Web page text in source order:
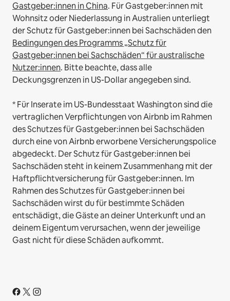
Gastgeber:innen in China. Für Gastgeber:innen mit
Wohnsitz oder Niederlassung in Australien unterliegt
der Schutz für Gastgeber:innen bei Sachschäden den
Bedingungen des Programms „Schutz für
Gastgeber:innen bei Sachschäden“ für australische
Nutzer:innen. Bitte beachte, dass alle
Deckungsgrenzen in US-Dollar angegeben sind.
* Für Inserate im US-Bundesstaat Washington sind die
vertraglichen Verpflichtungen von Airbnb im Rahmen
des Schutzes für Gastgeber:innen bei Sachschäden
durch eine von Airbnb erworbene Versicherungspolice
abgedeckt. Der Schutz für Gastgeber:innen bei
Sachschäden steht in keinem Zusammenhang mit der
Haftpflichtversicherung für Gastgeber:innen. Im
Rahmen des Schutzes für Gastgeber:innen bei
Sachschäden wirst du für bestimmte Schäden
entschädigt, die Gäste an deiner Unterkunft und an
deinem Eigentum verursachen, wenn der jeweilige
Gast nicht für diese Schäden aufkommt.